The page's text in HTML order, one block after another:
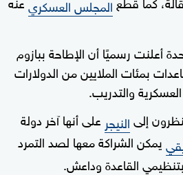
المجلس العسكري
أعلنت رسميًا أن الإطاحة ببازوم
بمئات الملايين من الدولارات
والتدريب.
إلىالنيجر على أنها آخر دولة
يمكن الشراكة معها لصد التمرد
بتنظيمي القاعدة وداعش.